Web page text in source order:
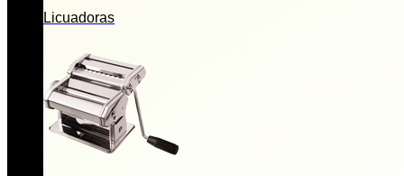
Licuadoras